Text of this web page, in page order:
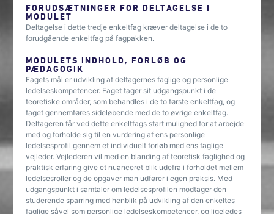
FORUDSÆTNINGER FOR DELTAGELSE I
MODULET
Deltagelse i dette tredje enkeltfag kræver deltagelse i de to
forudgående enkeltfag på fagpakken.
MODULETS INDHOLD, FORLØB OG
PÆDAGOGIK
Fagets mål er udvikling af deltagernes faglige og personlige
ledelseskompetencer. Faget tager sit udgangspunkt i de
teoretiske områder, som behandles i de to første enkeltfag, og
faget gennemføres sideløbende med de to øvrige enkeltfag.
Deltageren får ved dette enkeltfags start mulighed for at arbejde
med og forholde sig til en vurdering af ens personlige
ledelsesprofil gennem et individuelt forløb med ens faglige
vejleder. Vejlederen vil med en blanding af teoretisk faglighed og
praktisk erfaring give et nuanceret blik udefra i forholdet mellem
ledelsesroller og de opgaver man udfører i egen praksis. Med
udgangspunkt i samtaler om ledelsesprofilen modtager den
studerende sparring med henblik på udvikling af den enkeltes
faglige såvel som personlige ledelseskompetencer, og ligeledes